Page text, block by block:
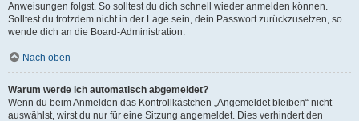
Anweisungen folgst. So solltest du dich schnell wieder anmelden können.
Solltest du trotzdem nicht in der Lage sein, dein Passwort zurückzusetzen, so
wende dich an die Board-Administration.
Nach oben
Warum werde ich automatisch abgemeldet?
Wenn du beim Anmelden das Kontrollkästchen „Angemeldet bleiben“ nicht
auswählst, wirst du nur für eine Sitzung angemeldet. Dies verhindert den